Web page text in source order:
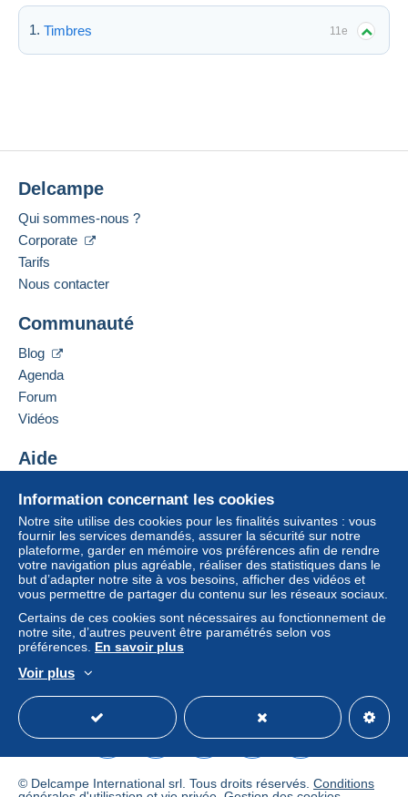
Timbres 11e
Information concernant les cookies
Notre site utilise des cookies pour les finalités suivantes : vous
fournir les services demandés, assurer la sécurité sur notre
plateforme, garder en mémoire vos préférences afin de rendre
votre navigation plus agréable, réaliser des statistiques dans le
but d’adapter notre site à vos besoins, afficher des vidéos et
vous permettre de partager du contenu sur les réseaux sociaux.
Certains de ces cookies sont nécessaires au fonctionnement de
notre site, d’autres peuvent être paramétrés selon vos
préférences. En savoir plus
Voir plus
Delcampe
Qui sommes-nous ?
Corporate
Tarifs
Nous contacter
Communauté
Blog
Agenda
Forum
Vidéos
Aide
Acheter sur Delcampe
Vendre sur Delcampe
Un site sécurisé
© Delcampe International srl. Tous droits réservés. Conditions